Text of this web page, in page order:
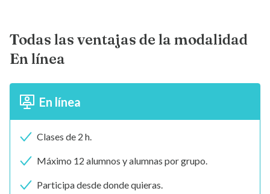
Todas las ventajas de la modalidad
En línea
En línea
Clases de 2 h.
Máximo 12 alumnos y alumnas por grupo.
Participa desde donde quieras.